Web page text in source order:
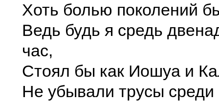
Хоть болью поколений
Ведь будь я средь
час,
Стоял бы как Иошуа и
Не убывали трусы среди